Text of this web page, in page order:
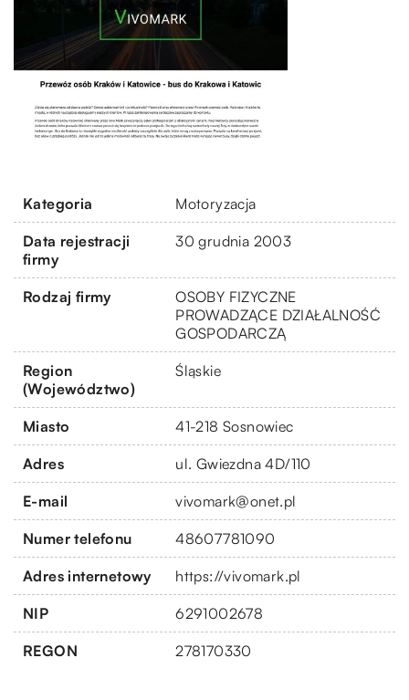
Kategoria Motoryzacja
Data rejestracji
firmy
30 grudnia 2003
Rodzaj firmy
OSOBY FIZYCZNE
PROWADZĄCE DZIAŁALNOŚĆ
GOSPODARCZĄ
Region
(Województwo)
Śląskie
Miasto 41-218 Sosnowiec
Adres ul. Gwiezdna 4D/110
E-mail vivomark@onet.pl
Numer telefonu 48607781090
Adres internetowy https://vivomark.pl
NIP 6291002678
REGON 278170330